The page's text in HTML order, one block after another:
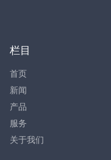
栏目
首页
新闻
产品
服务
关于我们